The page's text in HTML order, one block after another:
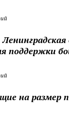
поддержки
на размер